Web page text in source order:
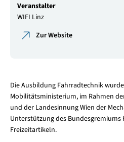
Die Ausbildung Fahrradtechnik
Mobilitätsministerium, im Rahmen
und der Landesinnung Wien der
Unterstützung des Bundesgremiums
Freizeitartikeln.
Veranstalter
WIFI Linz
Zur Website